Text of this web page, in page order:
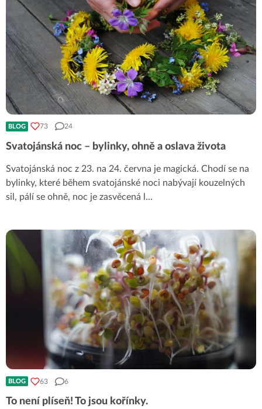
BLOG 73 24
Svatojánská noc – bylinky, ohně a oslava života
Svatojánská noc z 23. na 24. června je magická. Chodí se na
bylinky, které během svatojánské noci nabývají kouzelných
sil, pálí se ohně, noc je zasvěcená l ...
BLOG 63 6
To není plíseň! To jsou kořínky.